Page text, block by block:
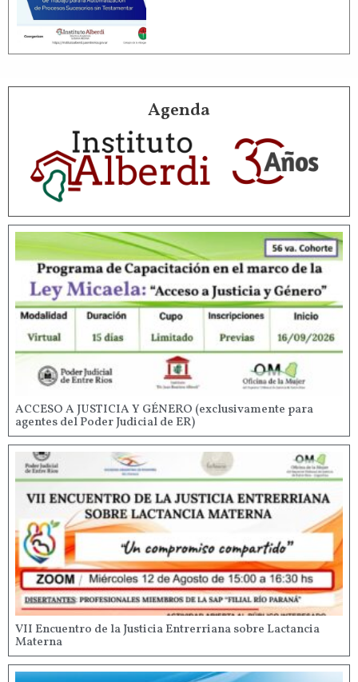
Agenda
ACCESO A JUSTICIA Y GÉNERO (exclusivamente para
agentes del Poder Judicial de ER)
VII Encuentro de la Justicia Entrerriana sobre Lactancia
Materna